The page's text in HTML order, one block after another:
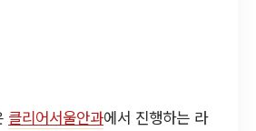
클리어서울안과에서 진행하는 라